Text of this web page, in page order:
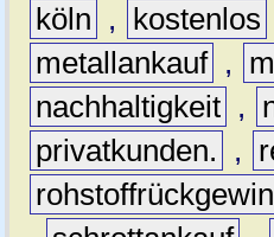
köln
, kostenlos
metallankauf ,
nachhaltigkeit ,
privatkunden.
,